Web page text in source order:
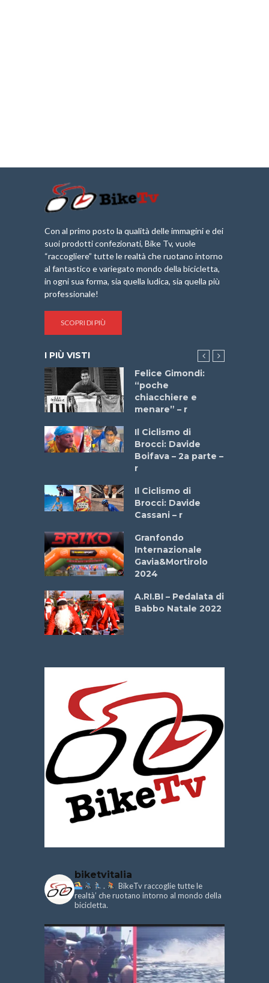
Con al primo posto la qualità delle immagini e dei
suoi prodotti confezionati, Bike Tv, vuole
“raccogliere” tutte le realtà che ruotano intorno
al fantastico e variegato mondo della bicicletta,
in ogni sua forma, sia quella ludica, sia quella più
professionale!
SCOPRI DI PIÙ
I PIÙ VISTI
Felice Gimondi:
“poche
chiacchiere e
menare” – r
Il Ciclismo di
Brocci: Davide
Boifava – 2a parte –
r
Il Ciclismo di
Brocci: Davide
Cassani – r
Granfondo
Internazionale
Gavia&Mortirolo
2024
A.RI.BI – Pedalata di
Babbo Natale 2022
biketvitalia
.
BikeTv raccoglie tutte le
realtà’ che ruotano intorno al mondo della
bicicletta.